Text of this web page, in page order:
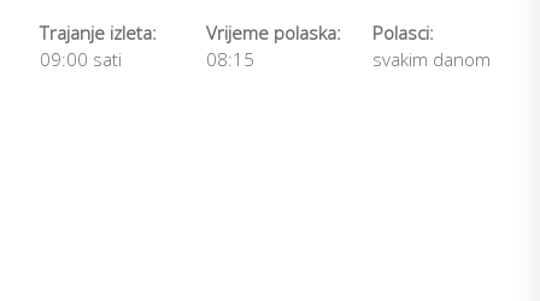
Trajanje izleta:
09:00 sati
Vrijeme polaska:
08:15
Polasci:
svakim danom